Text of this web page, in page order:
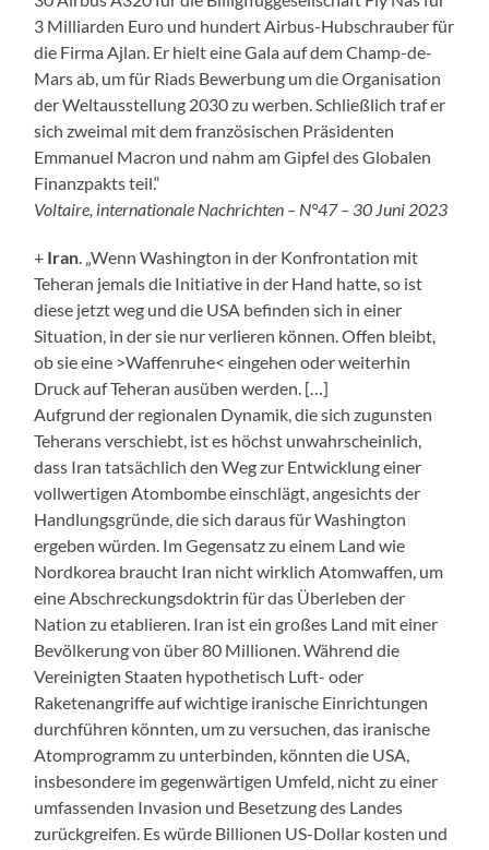
3 Milliarden Euro und hundert Airbus-Hubschrauber für
die Firma Ajlan. Er hielt eine Gala auf dem Champ-de-
Mars ab, um für Riads Bewerbung um die Organisation
der Weltausstellung 2030 zu werben. Schließlich traf er
sich zweimal mit dem französischen Präsidenten
Emmanuel Macron und nahm am Gipfel des Globalen
Finanzpakts teil.“
Voltaire, internationale Nachrichten – N°47 – 30 Juni 2023
+ Iran . „Wenn Washington in der Konfrontation mit
Teheran jemals die Initiative in der Hand hatte, so ist
diese jetzt weg und die USA befinden sich in einer
Situation, in der sie nur verlieren können. Offen bleibt,
ob sie eine >Waffenruhe< eingehen oder weiterhin
Druck auf Teheran ausüben werden. […]
Aufgrund der regionalen Dynamik, die sich zugunsten
Teherans verschiebt, ist es höchst unwahrscheinlich,
dass Iran tatsächlich den Weg zur Entwicklung einer
vollwertigen Atombombe einschlägt, angesichts der
Handlungsgründe, die sich daraus für Washington
ergeben würden. Im Gegensatz zu einem Land wie
Nordkorea braucht Iran nicht wirklich Atomwaffen, um
eine Abschreckungsdoktrin für das Überleben der
Nation zu etablieren. Iran ist ein großes Land mit einer
Bevölkerung von über 80 Millionen. Während die
Vereinigten Staaten hypothetisch Luft- oder
Raketenangriffe auf wichtige iranische Einrichtungen
durchführen könnten, um zu versuchen, das iranische
Atomprogramm zu unterbinden, könnten die USA,
insbesondere im gegenwärtigen Umfeld, nicht zu einer
umfassenden Invasion und Besetzung des Landes
zurückgreifen. Es würde Billionen US-Dollar kosten und